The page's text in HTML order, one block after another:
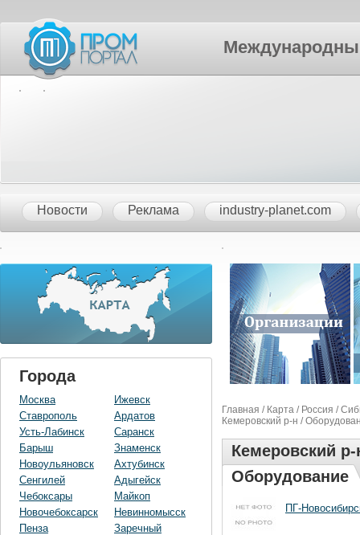
Международный
Новости Реклама industry-planet.com
Города
Москва
Ставрополь
Усть-Лабинск
Барыш
Новоульяновск
Сенгилей
Чебоксары
Новочебоксарск
Пенза
Ижевск
Ардатов
Саранск
Знаменск
Ахтубинск
Адыгейск
Майкоп
Невинномысск
Заречный
Главная / Карта / Россия /
Кемеровский р-н /
Кемеровский р-
Оборудование
ПГ-